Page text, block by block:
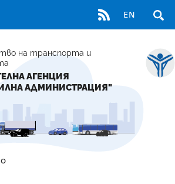
RSS EN
на транспорта и
АГЕНЦИЯ
АДМИНИСТРАЦИЯ"